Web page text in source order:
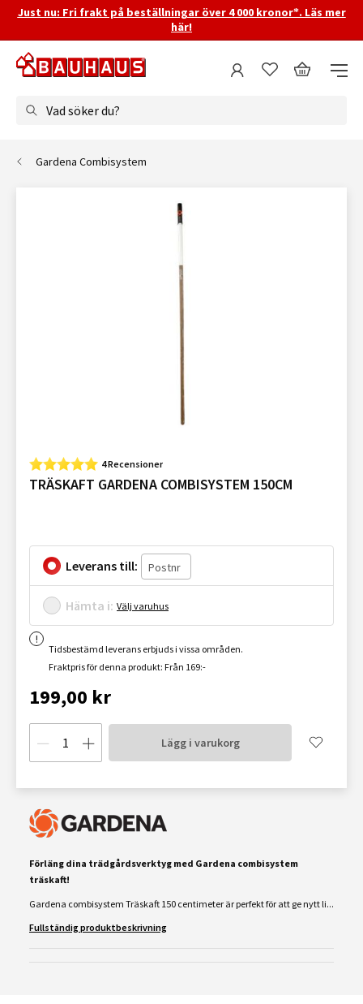
Just nu: Fri frakt på beställningar över 4 000 kronor*. Läs mer
här!
Vad söker du?
Gardena Combisystem
4 Recensioner
TRÄSKAFT GARDENA COMBISYSTEM 150CM
Leverans till:
Hämta i: Välj varuhus
Tidsbestämd leverans erbjuds i vissa områden.
Fraktpris för denna produkt: Från 169:-
199,00 kr
Lägg i varukorg
Förläng dina trädgårdsverktyg med Gardena combisystem
träskaft!
Gardena combisystem Träskaft 150 centimeter är perfekt för att ge nytt li...
Fullständig produktbeskrivning